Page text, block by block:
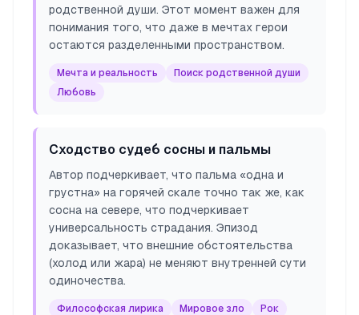
родственной души. Этот момент важен для
понимания того, что даже в мечтах герои
остаются разделенными пространством.
Мечта и реальность
Поиск родственной души
Любовь
Сходство судеб сосны и пальмы
Автор подчеркивает, что пальма «одна и
грустна» на горячей скале точно так же, как
сосна на севере, что подчеркивает
универсальность страдания. Эпизод
доказывает, что внешние обстоятельства
(холод или жара) не меняют внутренней сути
одиночества.
Философская лирика Мировое зло Рок